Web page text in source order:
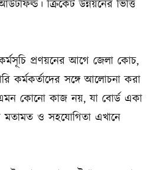
ক্রিকেট উন্নয়নের ভিত্তি
প্রণয়নের আগে জেলা কোচ,
কর্মকর্তাদের সঙ্গে আলোচনা করা
কোনো কাজ নয়, যা বোর্ড একা
মতামত ও সহযোগিতা এখানে